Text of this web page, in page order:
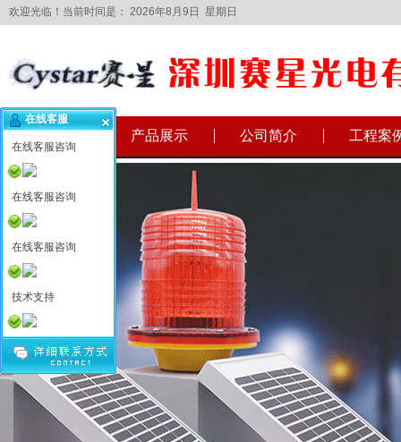
欢迎光临！当前时间是： 2026年8月9日 星期日
网站首页 产品展示 公司简介 工程案
在线客服
在线客服咨询
在线客服咨询
在线客服咨询
技术支持